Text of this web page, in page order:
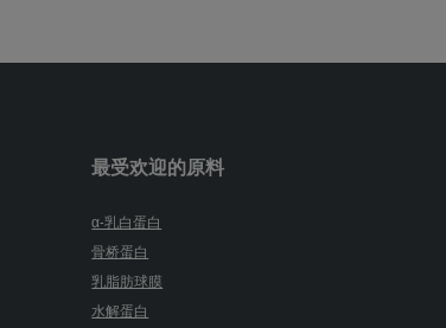
最受欢迎的原料
α-乳白蛋白
骨桥蛋白
乳脂肪球膜
水解蛋白